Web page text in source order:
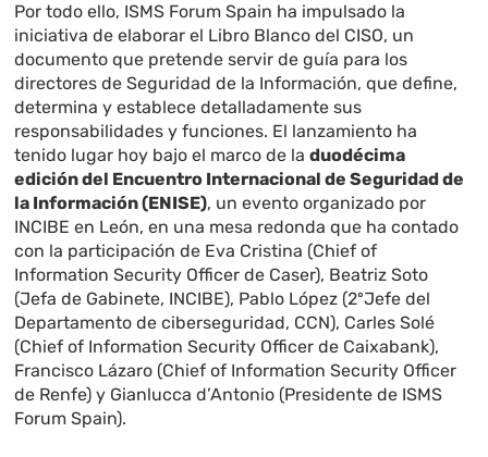
Por todo ello, ISMS Forum Spain ha impulsado la
iniciativa de elaborar el Libro Blanco del CISO, un
documento que pretende servir de guía para los
directores de Seguridad de la Información, que define,
determina y establece detalladamente sus
responsabilidades y funciones. El lanzamiento ha
tenido lugar hoy bajo el marco de laduodécima
edición del Encuentro Internacional de Seguridad de
la Información (ENISE), un evento organizado por
INCIBE en León, en una mesa redonda que ha contado
con la participación de Eva Cristina (Chief of
Information Security Officer de Caser), Beatriz Soto
(Jefa de Gabinete, INCIBE), Pablo López (2ºJefe del
Departamento de ciberseguridad, CCN), Carles Solé
(Chief of Information Security Officer de Caixabank),
Francisco Lázaro (Chief of Information Security Officer
de Renfe) y Gianlucca d’Antonio (Presidente de ISMS
Forum Spain).